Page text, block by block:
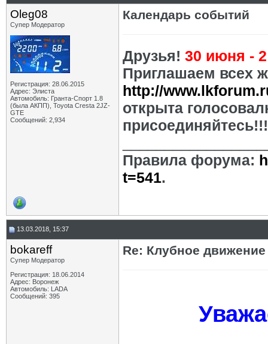
Oleg08
Супер Модератор
Регистрация: 28.06.2015
Адрес: Элиста
Автомобиль: Гранта-Спорт 1.8
(была АКПП), Toyota Cresta 2JZ-
GTE
Сообщений: 2,934
Календарь событий
Друзья! 30 июня -
Приглашаем всех
http://
открыта
присоединяйтесь!!!
Правила форума:
t=541.
13.03.2018, 15:37
bokareff
Супер Модератор
Регистрация: 18.06.2014
Адрес: Воронеж
Автомобиль: LADA
Сообщений: 395
Re: Клубное движение